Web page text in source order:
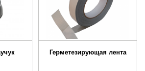
Герметезирующая лента